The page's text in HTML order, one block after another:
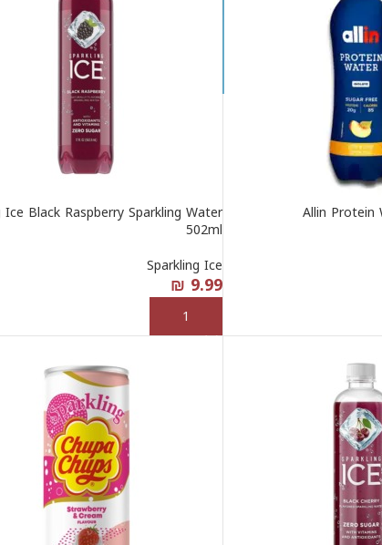
Allin Protein
Ice Black Raspberry Sparkling Water
502ml
Sparkling Ice
₪ 9.99
إضافة إلى السلة